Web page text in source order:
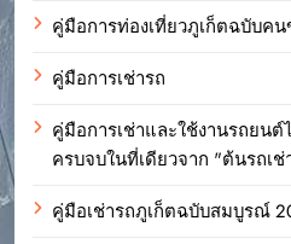
คู่มือการท่องเที่ยวภูเก็ตฉบับคน
คู่มือการเช่ารถ
คู่มือการเช่าและใช้งานรถยน
ครบจบในที่เดียวจาก "ต้นรถเช่
คู่มือเช่ารถภูเก็ตฉบับสมบูรณ์